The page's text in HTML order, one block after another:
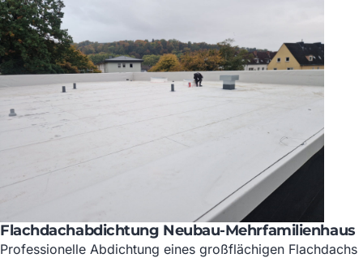
Flachdachabdichtung Neubau-Mehrfamilienhaus
Professionelle Abdichtung eines großflächigen Flachdachs